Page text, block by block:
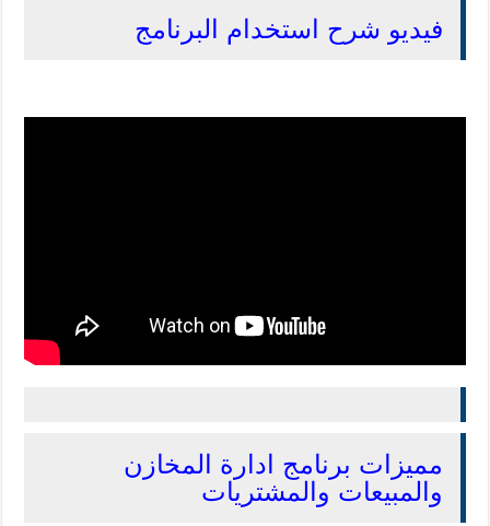
فيديو شرح استخدام البرنامج
مميزات برنامج ادارة المخازن
والمبيعات والمشتريات